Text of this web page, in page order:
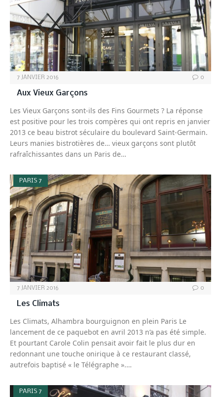
7 JANVIER 2016 0
Aux Vieux Garçons
Les Vieux Garçons sont-ils des Fins Gourmets ? La réponse
est positive pour les trois compères qui ont repris en janvier
2013 ce beau bistrot séculaire du boulevard Saint-Germain.
Leurs manies bistrotières de… vieux garçons sont plutôt
rafraîchissantes dans un Paris de…
PARIS 7
7 JANVIER 2016 0
Les Climats
Les Climats, Alhambra bourguignon en plein Paris Le
lancement de ce paquebot en avril 2013 n’a pas été simple.
Et pourtant Carole Colin pensait avoir fait le plus dur en
redonnant une touche onirique à ce restaurant classé,
autrefois baptisé « le Télégraphe ».…
PARIS 7